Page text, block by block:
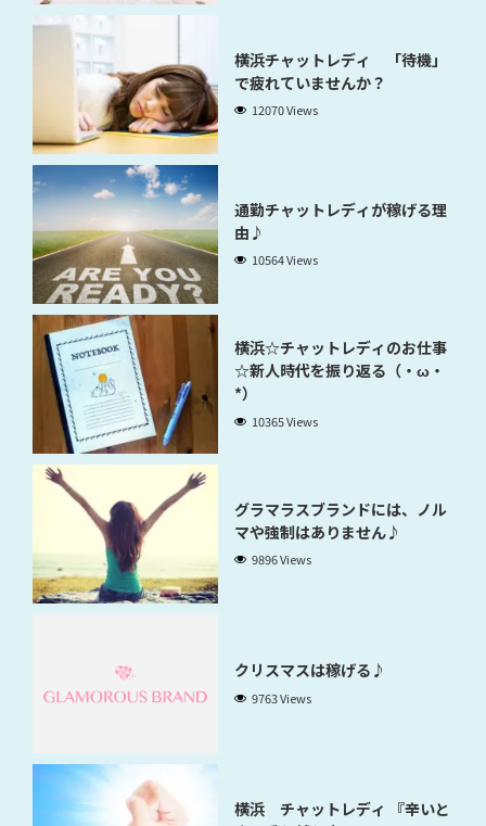
横浜チャットレディ 「待機」
で疲れていませんか？
12070 Views
通勤チャットレディが稼げる理
由♪
10564 Views
横浜☆チャットレディのお仕事
☆新人時代を振り返る（・ω・
*）
10365 Views
グラマラスブランドには、ノル
マや強制はありません♪
9896 Views
クリスマスは稼げる♪
9763 Views
横浜 チャットレディ 『辛いと